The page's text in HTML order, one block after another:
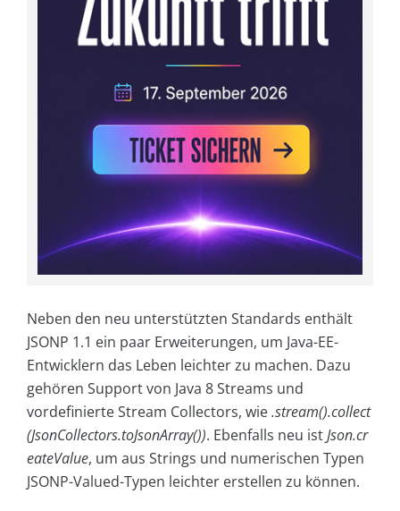
Neben den neu unterstützten Standards enthält
JSONP 1.1 ein paar Erweiterungen, um Java-EE-
Entwicklern das Leben leichter zu machen. Dazu
gehören Support von Java 8 Streams und
vordefinierte Stream Collectors, wie.stream().collect
(JsonCollectors.toJsonArray()). Ebenfalls neu istJson.cr
eateValue, um aus Strings und numerischen Typen
JSONP-Valued-Typen leichter erstellen zu können.